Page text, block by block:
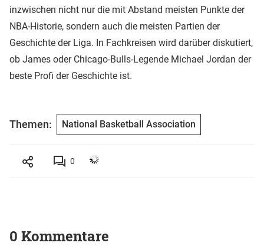
inzwischen nicht nur die mit Abstand meisten Punkte der
NBA-Historie, sondern auch die meisten Partien der
Geschichte der Liga. In Fachkreisen wird darüber diskutiert,
ob James oder Chicago-Bulls-Legende Michael Jordan der
beste Profi der Geschichte ist.
Themen: National Basketball Association
0
0 Kommentare